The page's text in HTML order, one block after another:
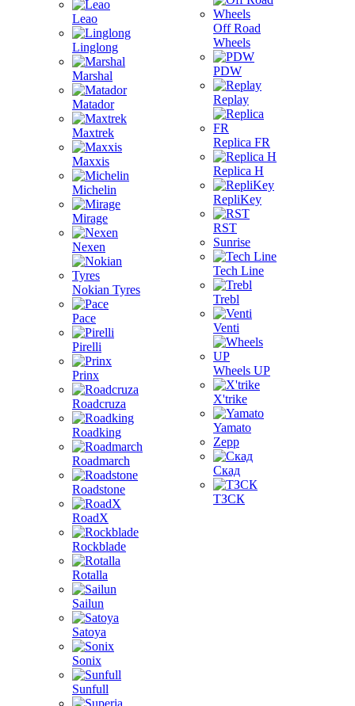
Leao
Linglong
Marshal
Matador
Maxtrek
Maxxis
Michelin
Mirage
Nexen
Nokian Tyres
Pace
Pirelli
Prinx
Roadcruza
Roadking
Roadmarch
Roadstone
RoadX
Rockblade
Rotalla
Sailun
Satoya
Sonix
Sunfull
Off Road
Wheels
PDW
Replay
Replica FR
Replica H
RepliKey
RST
Sunrise
Tech Line
Trebl
Venti
Wheels UP
X'trike
Yamato
Zepp
Скад
ТЗСК